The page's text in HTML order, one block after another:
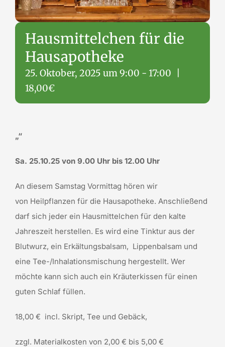
Hausmittelchen für die
Hausapotheke
25. Oktober, 2025 um 9:00 - 17:00
18,00€
„“
Sa. 25.10.25 von 9.00 Uhr bis 12.00 Uhr
An diesem Samstag Vormittag hören wir
von Heilpflanzen für die Hausapotheke. Anschließend
darf sich jeder ein Hausmittelchen für den kalte
Jahreszeit herstellen. Es wird eine Tinktur aus der
Blutwurz, ein Erkältungsbalsam, Lippenbalsam und
eine Tee-/Inhalationsmischung hergestellt. Wer
möchte kann sich auch ein Kräuterkissen für einen
guten Schlaf füllen.
18,00 € incl. Skript, Tee und Gebäck,
zzgl. Materialkosten von 2,00 € bis 5,00 €